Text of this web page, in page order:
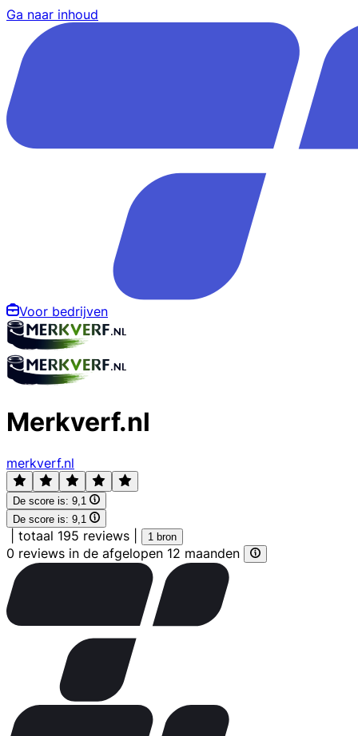
Ga naar inhoud
Voor bedrijven
Merkverf.nl
merkverf.nl
De score is: 9,1
De score is: 9,1
totaal 195 reviews 1 bron
0 reviews in de afgelopen 12 maanden